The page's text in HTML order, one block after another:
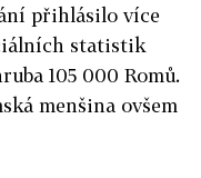
přihlásilo více
statistik
105 000 Romů.
menšina ovšem